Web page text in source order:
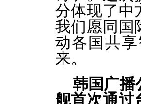
分体现了中
我们愿同国
动各国共
来。
韩国广播
舰首次通过